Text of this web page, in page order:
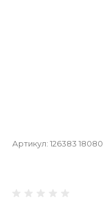
Артикул: 126383 18080